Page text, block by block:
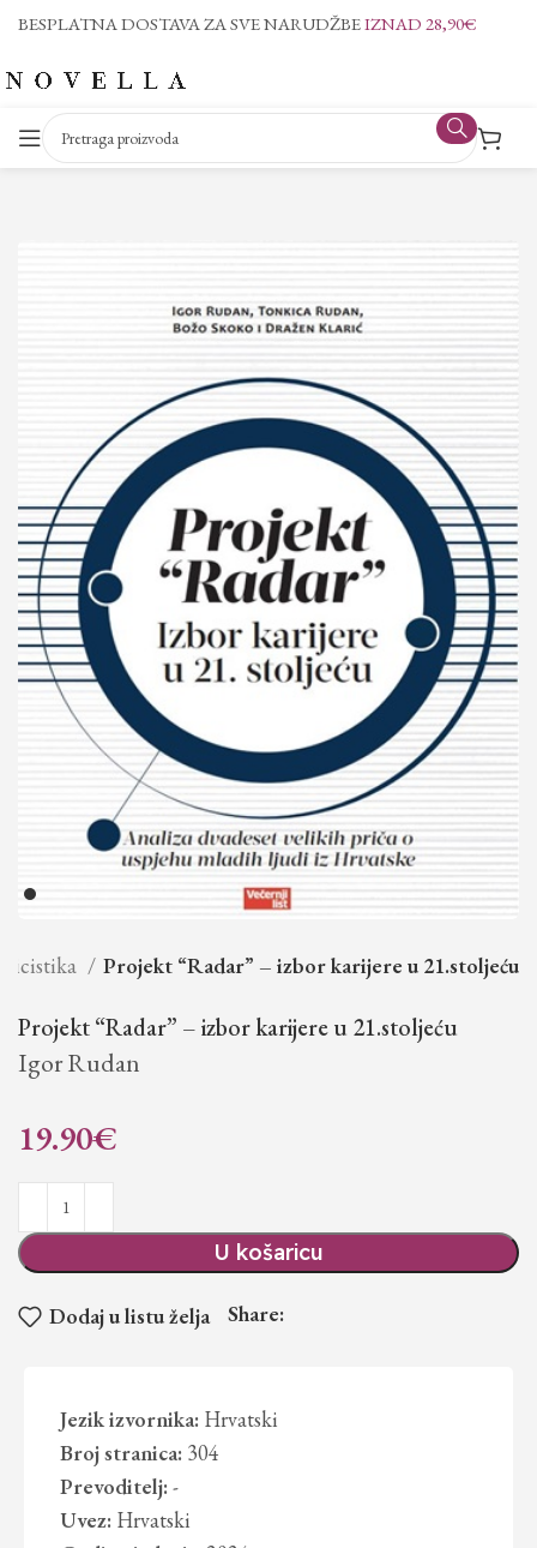
BESPLATNA DOSTAVA ZA SVE NARUDŽBEIZNAD 28,90€
Projekt “Radar” – izbor karijere u 21.stoljeću
Projekt “Radar” – izbor karijere u 21.stoljeću
Igor Rudan
19.90€
U košaricu
Dodaj u listu želja Share:
Jezik izvornika: Hrvatski
Broj stranica: 304
Prevoditelj: -
Uvez: Hrvatski